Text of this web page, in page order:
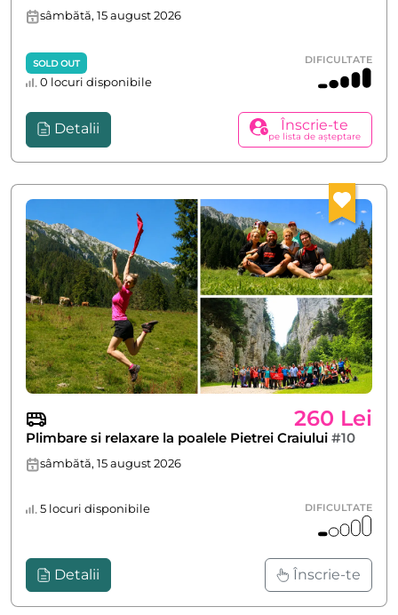
sâmbătă, 15 august 2026
SOLD OUT
0 locuri disponibile
DIFICULTATE
Detalii Înscrie-te
pe lista de așteptare
260 Lei
Plimbare si relaxare la poalele Pietrei Craiului #10
sâmbătă, 15 august 2026
5 locuri disponibile DIFICULTATE
Detalii Înscrie-te